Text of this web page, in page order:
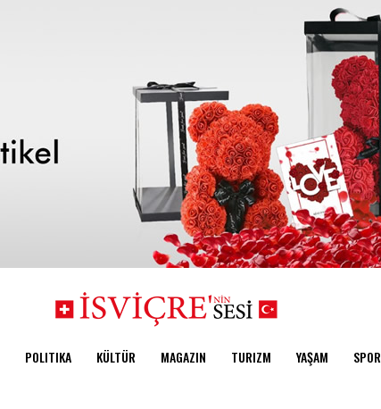
POLITIKA KÜLTÜR MAGAZIN TURIZM YAŞAM SPOR